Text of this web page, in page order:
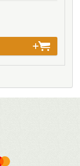
constituição dos
com a
de uma nova
p. 56